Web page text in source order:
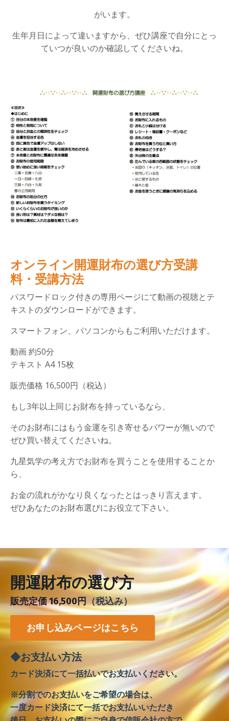
がいます。
生年月日によって違いますから、ぜひ講座で自分にとっ
ていつが良いのか確認してくださいね。
オンライン開運財布の選び方受講
料・受講方法
パスワードロック付きの専用ページにて動画の視聴とテ
キストのダウンロードができます。
スマートフォン、パソコンからもご利用いただけます。
動画 約50分
テキスト A4 15枚
販売価格 16,500円（税込）
もし3年以上同じお財布を持っているなら、
そのお財布にはもう金運を引き寄せるパワーが無いので
ぜひ買い替えてくださいね。
九星気学の考え方でお財布を買うことを使用することか
ら、
お金の流れがかなり良くなったとはっきり言えます。
ぜひあなたのお財布選びにお役立て下さい。
開運財布の選び方
販売定価 16,500円（税込み）
お申し込みページはこちら
◆お支払い方法
カード決済にて一括払いでお支払いください。
※分割でのお支払いをご希望の場合は、
一度カード決済にて一括でお支払いいただき